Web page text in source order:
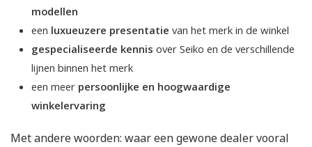
modellen
een luxueuzere presentatie van het merk in de winkel
gespecialiseerde kennis over Seiko en de verschillende
lijnen binnen het merk
een meer persoonlijke en hoogwaardige
winkelervaring
Met andere woorden: waar een gewone dealer vooral